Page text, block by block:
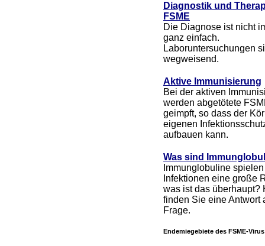
Diagnostik und
FSME
Die Diagnose ist nicht
ganz einfach.
Laboruntersuchungen
wegweisend.
Aktive Immunisierung
Bei der aktiven
werden abgetötete
geimpft, so dass der
eigenen
aufbauen kann.
Was sind
Immunglobuline
Infektionen eine große
was ist das überhaupt?
finden Sie eine Antwort
Frage.
Endemiegebiete des FSME-Virus